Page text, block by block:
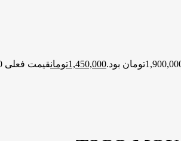
1,450,000تومانقیمت فعلی 1,450,000تومان است.